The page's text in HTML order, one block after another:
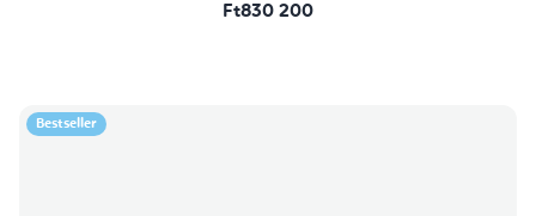
Ft830 200
Bestseller